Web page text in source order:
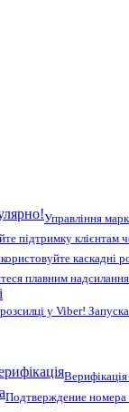
Управління
підтримку клієнтам
каскадні
плавним
у Viber!
Подтверждение номера